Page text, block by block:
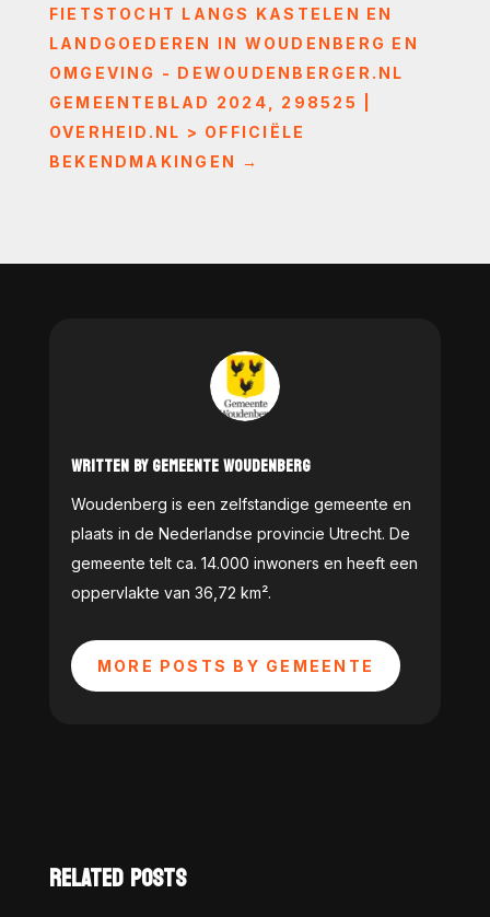
FIETSTOCHT LANGS KASTELEN EN
LANDGOEDEREN IN WOUDENBERG EN
OMGEVING - DEWOUDENBERGER.NL
GEMEENTEBLAD 2024, 298525 |
OVERHEID.NL > OFFICIËLE
BEKENDMAKINGEN →
WRITTEN BY GEMEENTE WOUDENBERG
Woudenberg is een zelfstandige gemeente en
plaats in de Nederlandse provincie Utrecht. De
gemeente telt ca. 14.000 inwoners en heeft een
oppervlakte van 36,72 km².
MORE POSTS BY GEMEENTE
RELATED POSTS